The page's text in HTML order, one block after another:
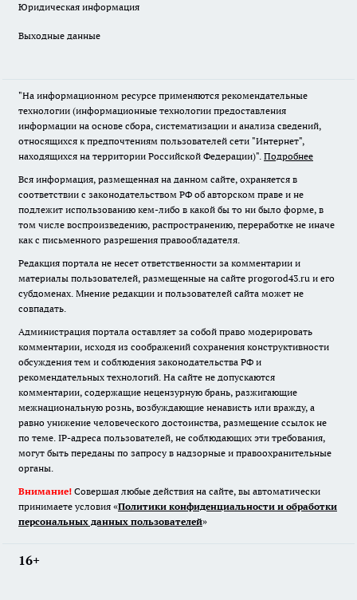
Юридическая информация
Выходные данные
"На информационном ресурсе применяются рекомендательные
технологии (информационные технологии предоставления
информации на основе сбора, систематизации и анализа сведений,
относящихся к предпочтениям пользователей сети "Интернет",
находящихся на территории Российской Федерации)". Подробнее
Вся информация, размещенная на данном сайте, охраняется в
соответствии с законодательством РФ об авторском праве и не
подлежит использованию кем-либо в какой бы то ни было форме, в
том числе воспроизведению, распространению, переработке не иначе
как с письменного разрешения правообладателя.
Редакция портала не несет ответственности за комментарии и
материалы пользователей, размещенные на сайте progorod43.ru и его
субдоменах. Мнение редакции и пользователей сайта может не
совпадать.
Администрация портала оставляет за собой право модерировать
комментарии, исходя из соображений сохранения конструктивности
обсуждения тем и соблюдения законодательства РФ и
рекомендательных технологий. На сайте не допускаются
комментарии, содержащие нецензурную брань, разжигающие
межнациональную рознь, возбуждающие ненависть или вражду, а
равно унижение человеческого достоинства, размещение ссылок не
по теме. IP-адреса пользователей, не соблюдающих эти требования,
могут быть переданы по запросу в надзорные и правоохранительные
органы.
Внимание! Совершая любые действия на сайте, вы автоматически
принимаете условия «Политики конфиденциальности и обработки
персональных данных пользователей»
16+